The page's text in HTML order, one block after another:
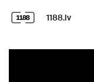
1188.lv